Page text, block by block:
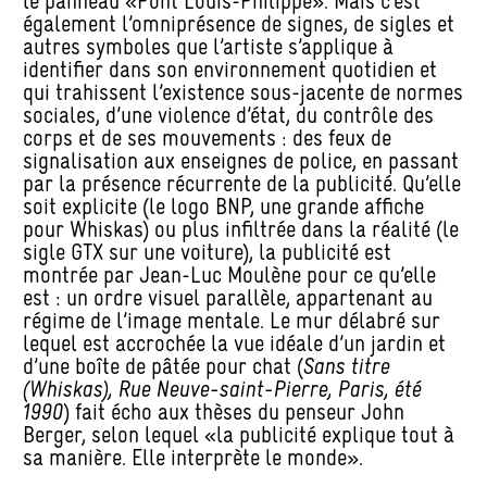
également l’omniprésence de signes, de sigles et
autres symboles que l’artiste s’applique à
identifier dans son environnement quotidien et
qui trahissent l’existence sous-jacente de normes
sociales, d’une violence d’état, du contrôle des
corps et de ses mouvements : des feux de
signalisation aux enseignes de police, en passant
par la présence récurrente de la publicité. Qu’elle
soit explicite (le logo BNP, une grande affiche
pour Whiskas) ou plus infiltrée dans la réalité (le
sigle GTX sur une voiture), la publicité est
montrée par Jean-Luc Moulène pour ce qu’elle
est : un ordre visuel parallèle, appartenant au
régime de l’image mentale. Le mur délabré sur
lequel est accrochée la vue idéale d’un jardin et
d’une boîte de pâtée pour chat (Sans titre
(Whiskas), Rue Neuve-saint-Pierre, Paris, été
1990) fait écho aux thèses du penseur John
Berger, selon lequel «la publicité explique tout à
sa manière. Elle interprète le monde».